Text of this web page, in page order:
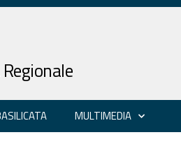
MULTIMEDIA